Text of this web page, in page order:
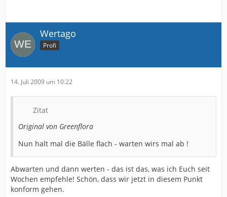
Wertago
Profi
14. Juli 2009 um 10:22
Zitat
Original von Greenflora
Nun halt mal die Bälle flach - warten wirs mal ab !
Abwarten und dann werten - das ist das, was ich Euch seit
Wochen empfehle! Schön, dass wir jetzt in diesem Punkt
konform gehen.